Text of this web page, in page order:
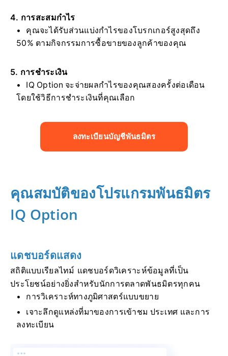
4. การสะสมกำไร
คุณจะได้รับส่วนแบ่งกำไรของโบรกเกอร์สูงสุดถึง
50% ตามกิจกรรมการซื้อขายของลูกค้าของคุณ
5. การชำระเงิน
IQ Option จะจ่ายผลกำไรของคุณสองครั้งต่อเดือน
โดยใช้วิธีการชำระเงินที่คุณเลือก
ลงทะเบียนบัญชีพันธมิตร
คุณสมบัติของโปรแกรมพันธมิตร
IQ Option
แดชบอร์ดแสดง
สถิติแบบเรียลไทม์ แดชบอร์ดวิเคราะห์ข้อมูลที่เป็น
ประโยชน์อย่างยิ่งสำหรับนักการตลาดพันธมิตรทุกคน
การวิเคราะห์ทางภูมิศาสตร์แบบขยาย
เจาะลึกดูแหล่งที่มาของการเข้าชม ประเทศ และการ
ลงทะเบียน